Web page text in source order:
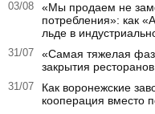
03/08
«Мы продаем не
потребления»: как
льде в
31/07
«Самая тяжелая
закрытия
31/07
Как воронежские
кооперация вместо